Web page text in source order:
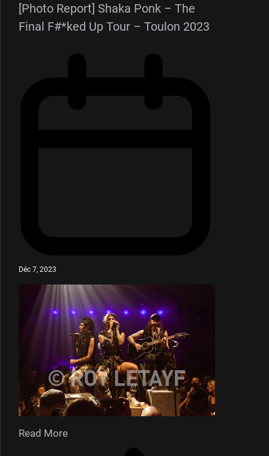
[Photo Report] Shaka Ponk – The
Final F#*ked Up Tour – Toulon 2023
Déc 7, 2023
Read More